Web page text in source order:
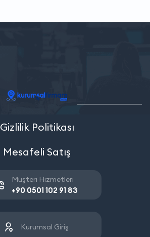
Gizlilik Politikası
Mesafeli Satış
Müşteri Hizmetleri
+90 0501 102 91 83
Kurumsal Giriş